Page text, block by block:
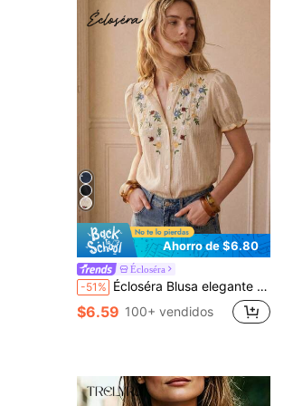
Ahorro de $6.80
Écloséra
-51% Écloséra Blusa elegante de estilo retro francés con mangas abullonadas y bordado de color contrastante, tela texturizada negra, primavera/verano
$6.59 100+ vendidos